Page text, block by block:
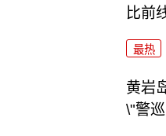
比前
最热
黄岩
\"警